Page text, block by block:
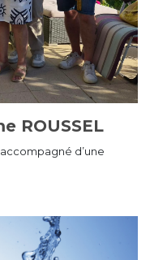
ROUSSEL
d’une